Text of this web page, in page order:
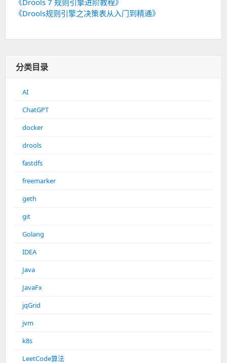
《Drools 7 规则引擎进阶教程》
《Drools规则引擎之决策表从入门到精通》
分类目录
AI
ChatGPT
docker
drools
fastdfs
freemarker
geth
git
Golang
IDEA
Java
JavaFx
jqGrid
jvm
k8s
LeetCode算法